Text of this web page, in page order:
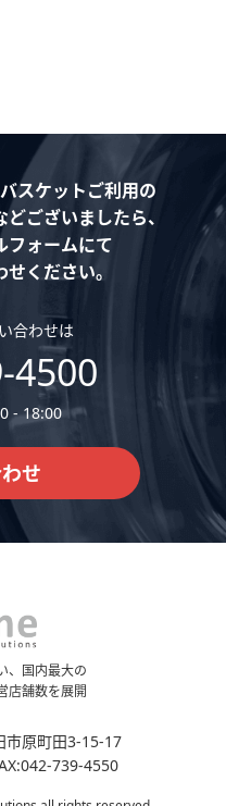
スケットご利用の
ございましたら、
フォームにて
ください。
合わせは
4500
- 18:00
せ
、国内最大の
店舗数を展開
市原町田3-15-17
739-4550